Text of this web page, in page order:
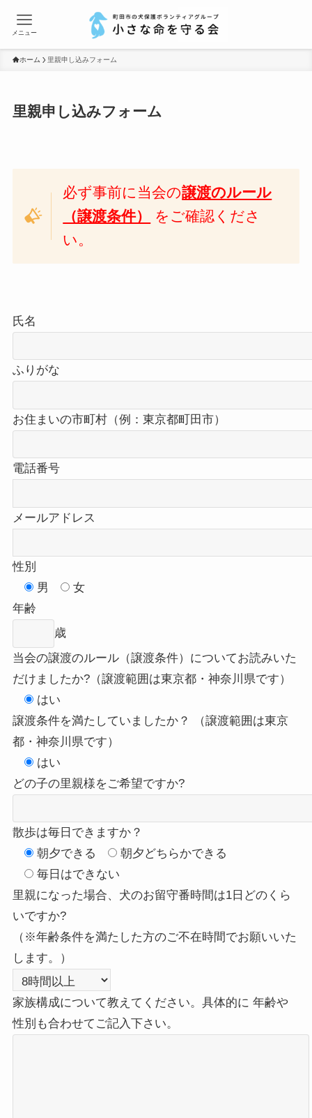
メニュー
ホーム 里親申し込みフォーム
里親申し込みフォーム
必ず事前に当会の譲渡のルール
（譲渡条件）
をご確認くださ
い。
氏名
ふりがな
お住まいの市町村（例：東京都町田市）
電話番号
メールアドレス
性別
男
女
年齢
歳
当会の譲渡のルール（譲渡条件）についてお読みいた
だけましたか?（譲渡範囲は東京都・神奈川県です）
はい
譲渡条件を満たしていましたか？ （譲渡範囲は東京
都・神奈川県です）
はい
どの子の里親様をご希望ですか?
散歩は毎日できますか？
朝夕できる
朝夕どちらかできる
毎日はできない
里親になった場合、犬のお留守番時間は1日どのくら
いですか?
（※年齢条件を満たした方のご不在時間でお願いいた
します。）
家族構成について教えてください。具体的に 年齢や
性別も合わせてご記入下さい。